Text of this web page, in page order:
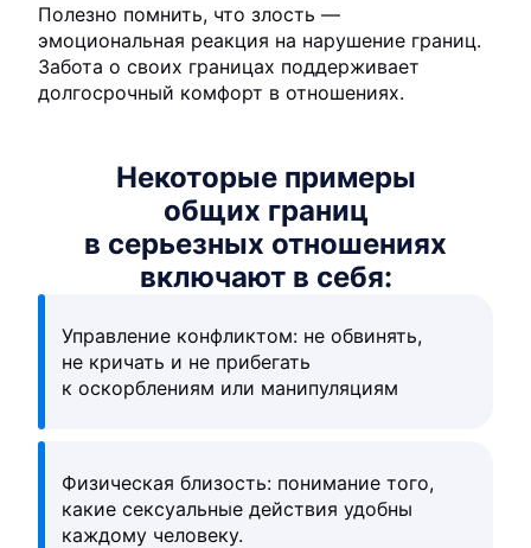
Полезно помнить, что злость —
эмоциональная реакция на нарушение границ.
Забота о своих границах поддерживает
долгосрочный комфорт в отношениях.
Некоторые примеры
общих границ
в серьезных отношениях
включают в себя:
Управление конфликтом: не обвинять,
не кричать и не прибегать
к оскорблениям или манипуляциям
Физическая близость: понимание того,
какие сексуальные действия удобны
каждому человеку.